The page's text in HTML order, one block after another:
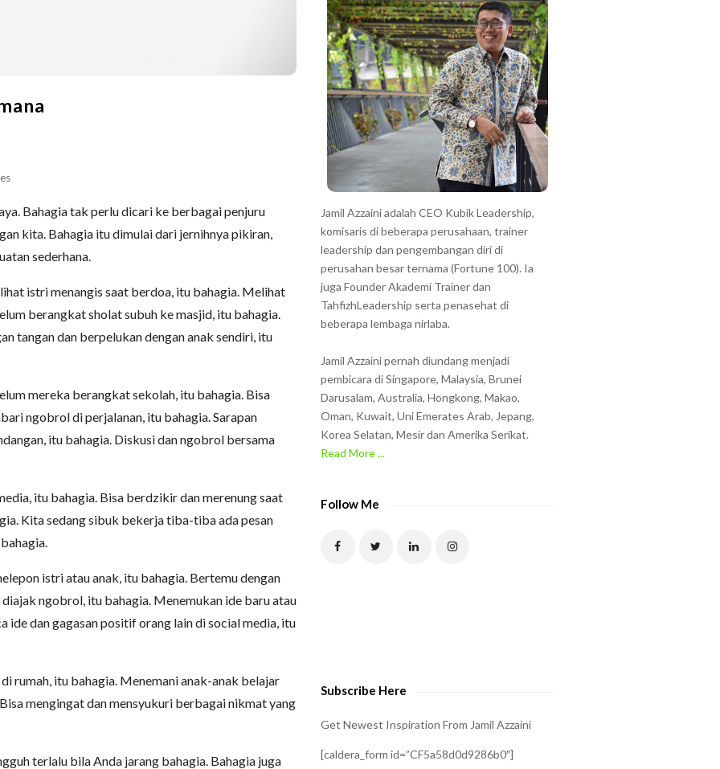
Bahagia tak perlu dicari ke berbagai penjuru
kita. Bahagia itu dimulai dari jernihnya pikiran,
sederhana.
istri menangis saat berdoa, itu bahagia. Melihat
berangkat sholat subuh ke masjid, itu bahagia.
tangan dan berpelukan dengan anak sendiri, itu
mereka berangkat sekolah, itu bahagia. Bisa
ngobrol di perjalanan, itu bahagia. Sarapan
itu bahagia. Diskusi dan ngobrol bersama
itu bahagia. Bisa berdzikir dan merenung saat
Kita sedang sibuk bekerja tiba-tiba ada pesan
istri atau anak, itu bahagia. Bertemu dengan
ngobrol, itu bahagia. Menemukan ide baru atau
ide dan gagasan positif orang lain di social media, itu
rumah, itu bahagia. Menemani anak-anak belajar
mengingat dan mensyukuri berbagai nikmat yang
terlalu bila Anda jarang bahagia. Bahagia juga
Jamil Azzaini adalah CEO Kubik Leadership,
komisaris di beberapa perusahaan, trainer
leadership dan pengembangan diri di
perusahan besar ternama (Fortune 100). Ia
juga Founder Akademi Trainer dan
TahfizhLeadership serta penasehat di
beberapa lembaga nirlaba.
Jamil Azzaini pernah diundang menjadi
pembicara di Singapore, Malaysia, Brunei
Darusalam, Australia, Hongkong, Makao,
Oman, Kuwait, Uni Emerates Arab, Jepang,
Korea Selatan, Mesir dan Amerika Serikat.
Read More ...
Follow Me
Subscribe Here
Get Newest Inspiration From Jamil Azzaini
[caldera_form id=”CF5a58d0d9286b0″]